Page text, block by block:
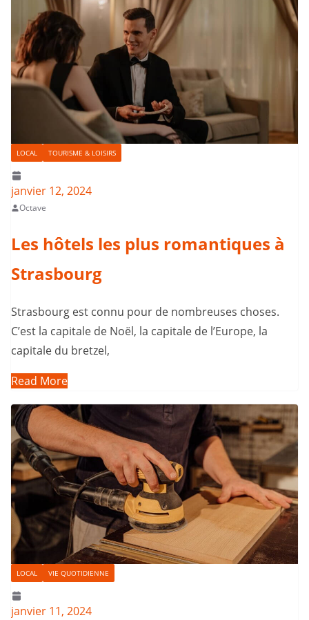
LOCAL TOURISME & LOISIRS
janvier 12, 2024
Octave
Les hôtels les plus romantiques à
Strasbourg
Strasbourg est connu pour de nombreuses choses.
C’est la capitale de Noël, la capitale de l’Europe, la
capitale du bretzel,
Read More
LOCAL VIE QUOTIDIENNE
janvier 11, 2024